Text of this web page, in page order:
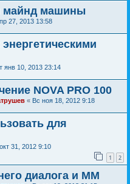
майнд машины
27, 2013 13:58
янв 10, 2013 23:14
NOVA PRO 100
« Вс ноя 18, 2012 9:18
для
31, 2012 9:10
1 2
диалога и ММ